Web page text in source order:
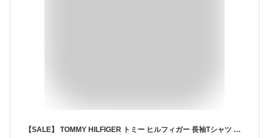
【SALE】 TOMMY HILFIGER トミー ヒルフィガー 長袖Tシャツ メンズ おしゃれ シンプル ロンT 綿 コットン100% レディース ユニセックス ペア お揃い 無地 ロゴ ワンポイント ブランド 男性 紳士 プレゼント プチギフト 誕生日プレゼント 彼氏 父 息子 ギフト 記念日